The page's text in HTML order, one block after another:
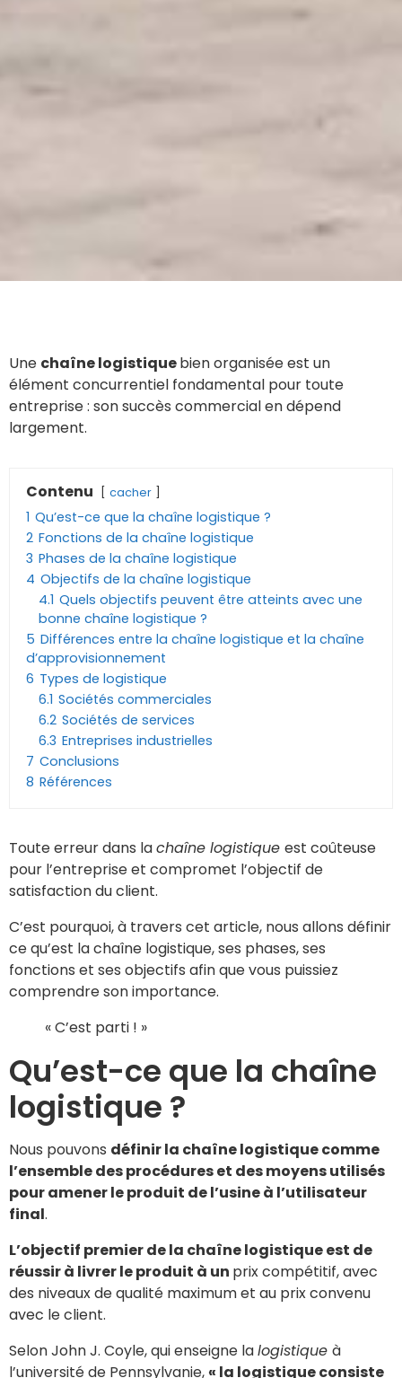
Une chaîne logistiquebien organisée est un
élément concurrentiel fondamental pour toute
entreprise : son succès commercial en dépend
largement.
Contenu cacher
1 Qu’est-ce que la chaîne logistique ?
2 Fonctions de la chaîne logistique
3 Phases de la chaîne logistique
4 Objectifs de la chaîne logistique
4.1 Quels objectifs peuvent être atteints avec une
bonne chaîne logistique ?
5 Différences entre la chaîne logistique et la chaîne
d’approvisionnement
6 Types de logistique
6.1 Sociétés commerciales
6.2 Sociétés de services
6.3 Entreprises industrielles
7 Conclusions
8 Références
Toute erreur dans lachaîne logistique est coûteuse
pour l’entreprise et compromet l’objectif de
satisfaction du client.
C’est pourquoi, à travers cet article, nous allons définir
ce qu’est la chaîne logistique, ses phases, ses
fonctions et ses objectifs afin que vous puissiez
comprendre son importance.
« C’est parti ! »
Qu’est-ce que la chaîne
logistique ?
Nous pouvons définir la chaîne logistique comme
l’ensemble des procédures et des moyens utilisés
pour amener le produit de l’usine à l’utilisateur
final.
L’objectif premier de la chaîne logistique est de
réussir à livrer le produit à un prix compétitif, avec
des niveaux de qualité maximum et au prix convenu
avec le client.
Selon John J. Coyle, qui enseigne lalogistique à
l’université de Pennsylvanie, « la logistique consiste